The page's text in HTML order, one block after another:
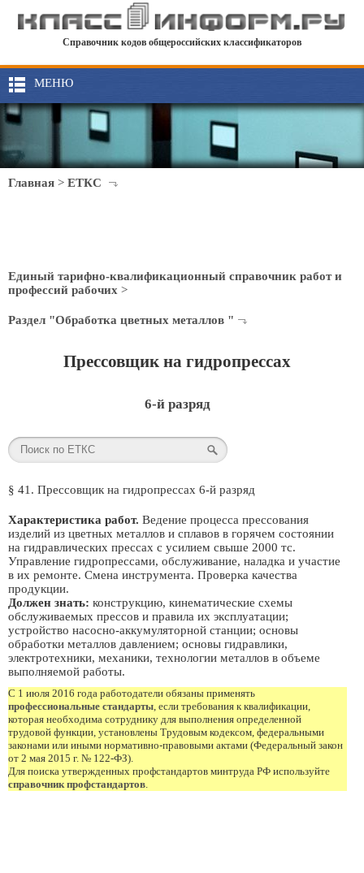
Справочник кодов общероссийских классификаторов
МЕНЮ
Главная > ЕТКС
Единый тарифно-квалификационный справочник работ и
профессий рабочих >
Раздел "Обработка цветных металлов "
Прессовщик на гидропрессах
6-й разряд
§ 41. Прессовщик на гидропрессах 6-й разряд
Характеристика работ. Ведение процесса прессования
изделий из цветных металлов и сплавов в горячем состоянии
на гидравлических прессах с усилием свыше 2000 тс.
Управление гидропрессами, обслуживание, наладка и участие
в их ремонте. Смена инструмента. Проверка качества
продукции.
Должен знать: конструкцию, кинематические схемы
обслуживаемых прессов и правила их эксплуатации;
устройство насосно-аккумуляторной станции; основы
обработки металлов давлением; основы гидравлики,
электротехники, механики, технологии металлов в объеме
выполняемой работы.
С 1 июля 2016 года работодатели обязаны применять
профессиональные стандарты, если требования к квалификации,
которая необходима сотруднику для выполнения определенной
трудовой функции, установлены Трудовым кодексом, федеральными
законами или иными нормативно-правовыми актами (Федеральный закон
от 2 мая 2015 г. № 122-ФЗ).
Для поиска утвержденных профстандартов минтруда РФ используйте
справочник профстандартов.